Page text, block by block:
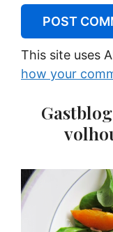
This site uses
how your